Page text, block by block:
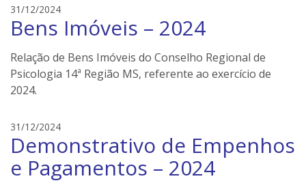
e
31/12/2024e
d
o
n
e
r
Bens Imóveis – 2024
Relação de Bens Imóveis do Conselho Regional de
Psicologia 14ª Região MS, referente ao exercício de
2024.
31/12/2024e
d
s
o
Demonstrativo de Empenhos
e Pagamentos – 2024